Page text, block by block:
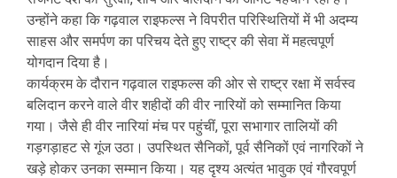
उन्होंने कहा कि गढ़वाल राइफल्स ने विपरीत परिस्थितियों में भी अदम्य
साहस और समर्पण का परिचय देते हुए राष्ट्र की सेवा में महत्वपूर्ण
योगदान दिया है।
कार्यक्रम के दौरान गढ़वाल राइफल्स की ओर से राष्ट्र रक्षा में सर्वस्व
बलिदान करने वाले वीर शहीदों की वीर नारियों को सम्मानित किया
गया। जैसे ही वीर नारियां मंच पर पहुंचीं, पूरा सभागार तालियों की
गड़गड़ाहट से गूंज उठा। उपस्थित सैनिकों, पूर्व सैनिकों एवं नागरिकों ने
खड़े होकर उनका सम्मान किया। यह दृश्य अत्यंत भावुक एवं गौरवपूर्ण